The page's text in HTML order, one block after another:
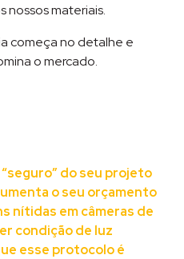
nossos materiais.
começa no detalhe e
o mercado.
do seu projeto
o seu orçamento
nítidas em câmeras de
condição de luz
esse protocolo é